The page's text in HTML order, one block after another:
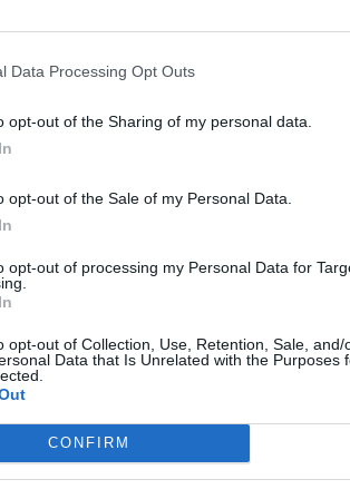
Data Processing Opt Outs
opt-out of the Sharing of my personal data.
opt-out of the Sale of my Personal Data.
opt-out of processing my Personal Data for
opt-out of Collection, Use, Retention, Sale, and/
Data that Is Unrelated with the Purposes
CONFIRM
τους, μέσα στις
προκλήθηκε στο
μαθητές, κορίτσια και
στην τουαλέτα του
αναφέρουν ότι η
πιθανόν να οφείλεται σε
βρέθηκαν στην
ότι ζαλίζονται και δεν
ουσιών που θα
αυτών ή κάτι άλλο όταν